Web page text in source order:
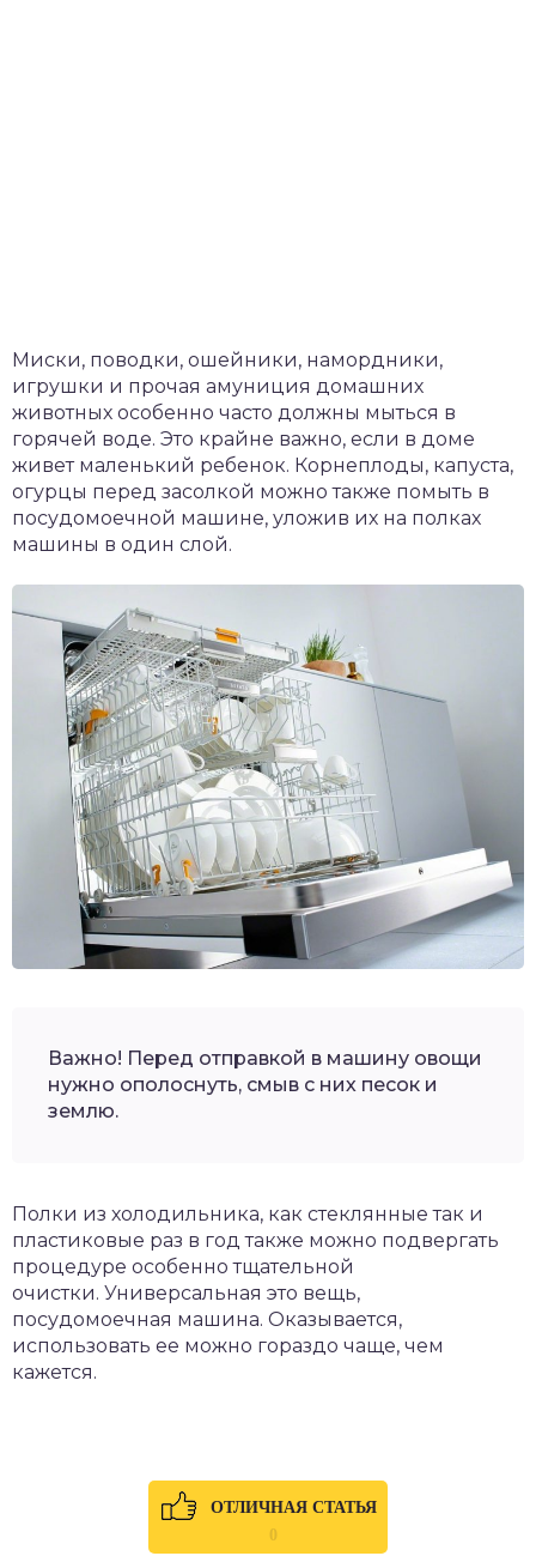
Миски, поводки, ошейники, намордники,
игрушки и прочая амуниция домашних
животных особенно часто должны мыться в
горячей воде. Это крайне важно, если в доме
живет маленький ребенок. Корнеплоды, капуста,
огурцы перед засолкой можно также помыть в
посудомоечной машине, уложив их на полках
машины в один слой.
Важно! Перед отправкой в машину овощи
нужно ополоснуть, смыв с них песок и
землю.
Полки из холодильника, как стеклянные так и
пластиковые раз в год также можно подвергать
процедуре особенно тщательной
очистки. Универсальная это вещь,
посудомоечная машина. Оказывается,
использовать ее можно гораздо чаще, чем
кажется.
ОТЛИЧНАЯ СТАТЬЯ
0